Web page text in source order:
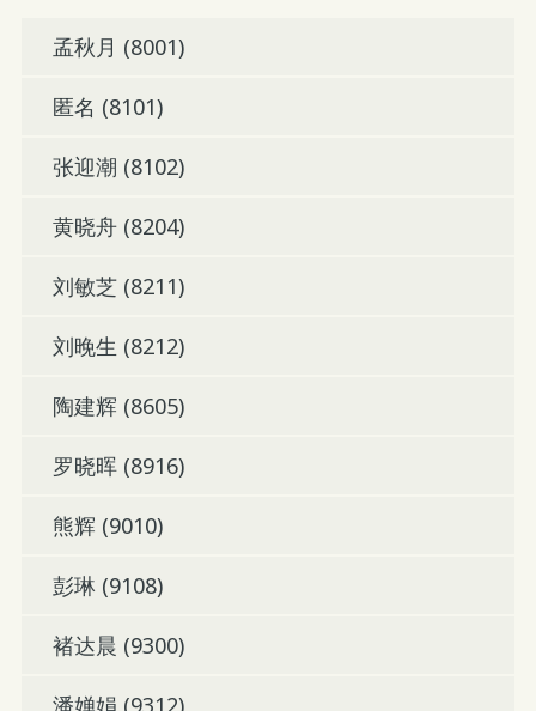
孟秋月 (8001)
匿名 (8101)
张迎潮 (8102)
黄晓舟 (8204)
刘敏芝 (8211)
刘晚生 (8212)
陶建辉 (8605)
罗晓晖 (8916)
熊辉 (9010)
彭琳 (9108)
褚达晨 (9300)